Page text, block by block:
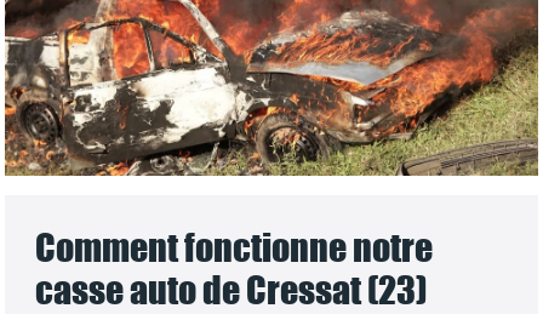
Comment fonctionne notre
casse auto de Cressat (23)